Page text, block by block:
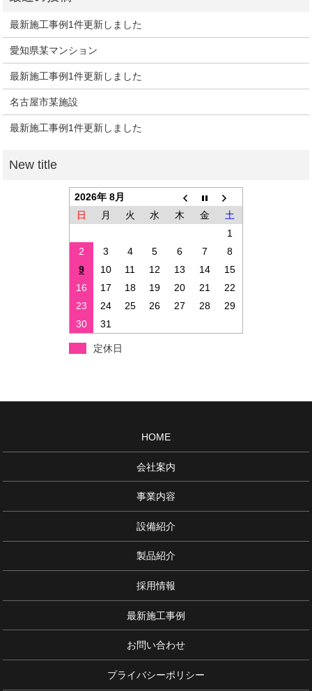
最新施工事例1件更新しました
愛知県某マンション
最新施工事例1件更新しました
名古屋市某施設
最新施工事例1件更新しました
2026年 8月
日
月 火 水 木 金
土
1
2
3 4 5 6 7
8
9
10 11 12 13 14
15
16
17 18 19 20 21
22
23
24 25 26 27 28
29
30
31
定休日
HOME
会社案内
事業内容
設備紹介
製品紹介
採用情報
最新施工事例
お問い合わせ
プライバシーポリシー